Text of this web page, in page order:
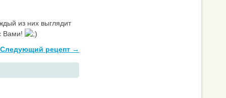
из них выглядит
Вами!
Следующий рецепт →